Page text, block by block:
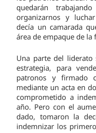
quedarán
organizarnos y
decía un camarada
área de empaque de la
Una parte del liderato
estrategia, para
patronos y firmado
mediante un acta en
comprometido a
año. Pero con el
dado, tomaron la
indemnizar los